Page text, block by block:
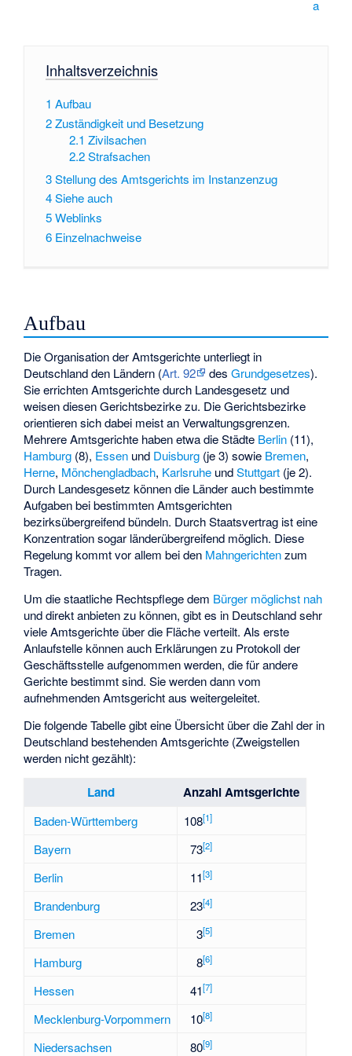
a
Inhaltsverzeichnis
1 Aufbau
2Zuständigkeit und Besetzung
2.1 Zivilsachen
2.2 Strafsachen
3Stellung des Amtsgerichts im Instanzenzug
4Siehe auch
5Weblinks
6 Einzelnachweise
Aufbau
Die Organisation der Amtsgerichte unterliegt in
Deutschland den Ländern (Art. 92 desGrundgesetzes).
Sie errichten Amtsgerichte durch Landesgesetz und
weisen diesen Gerichtsbezirke zu. Die Gerichtsbezirke
orientieren sich dabei meist an Verwaltungsgrenzen.
Mehrere Amtsgerichte haben etwa die Städte Berlin (11),
Hamburg (8), Essen und Duisburg (je 3) sowie Bremen,
Herne, Mönchengladbach, Karlsruhe undStuttgart (je 2).
Durch Landesgesetz können die Länder auch bestimmte
Aufgaben bei bestimmten Amtsgerichten
bezirksübergreifend bündeln. Durch Staatsvertrag ist eine
Konzentration sogar länderübergreifend möglich. Diese
Regelung kommt vor allem bei den Mahngerichtenzum
Tragen.
Um die staatliche Rechtspflege dem Bürger möglichst nah
und direkt anbieten zu können, gibt es in Deutschland sehr
viele Amtsgerichte über die Fläche verteilt. Als erste
Anlaufstelle können auch Erklärungen zu Protokoll der
Geschäftsstelle aufgenommen werden, die für andere
Gerichte bestimmt sind. Sie werden dann vom
aufnehmenden Amtsgericht aus weitergeleitet.
Die folgende Tabelle gibt eine Übersicht über die Zahl der in
Deutschland bestehenden Amtsgerichte (Zweigstellen
werden nicht gezählt):
Land Anzahl Amtsgerichte
Baden-Württemberg 108[1]
Bayern 73[2]
Berlin 11[3]
Brandenburg 23[4]
Bremen 3[5]
Hamburg 8[6]
Hessen 41[7]
Mecklenburg-Vorpommern 10[8]
Niedersachsen 80[9]